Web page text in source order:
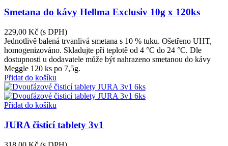
Smetana do kávy Hellma Exclusiv 10g x 120ks
229,00 Kč (s DPH)
Jednotlivě balená trvanlivá smetana s 10 % tuku. Ošetřeno UHT,
homogenizováno. Skladujte při teplotě od 4 °C do 24 °C. Dle
dostupnosti u dodavatele může být nahrazeno smetanou do kávy
Meggle 120 ks po 7,5g.
Přidat do košíku
Přidat do košíku
JURA čisticí tablety 3v1